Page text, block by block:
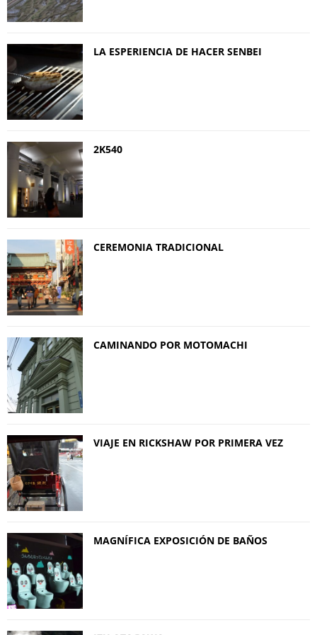
LA ESPERIENCIA DE HACER SENBEI
2K540
CEREMONIA TRADICIONAL
CAMINANDO POR MOTOMACHI
VIAJE EN RICKSHAW POR PRIMERA VEZ
MAGNÍFICA EXPOSICIÓN DE BAÑOS